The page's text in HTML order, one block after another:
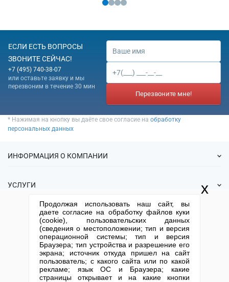
ЕСЛИ ЕСТЬ ВОПРОСЫ
ЗВОНИТЕ СЕЙЧАС!
+7 (495) 740-38-07
или оставьте заявку и мы
перезвоним в течение 30 мин
Перезвоните мне!
* Нажимая на кнопку вы даёте свое согласие на обработку
персональных данных
ИНФОРМАЦИЯ О КОМПАНИИ
О нас
Спецпредложения
УСЛУГИ
Готовые фирмы
Продажа фирм
Регистрация
Ликвидация
Регистрация изменений
Юридические адреса
КОНТАКТНАЯ ИНФОРМАЦИЯ
+7 (495) 740-38-07
(По Москве)
mail@1-urist.ru
Спросить у юриста
Москва, ул. Сущевский вал,
дом 5, стр. 3
Продолжая использовать наш сайт, вы
даете согласие на обработку файлов куки
(cookie), пользовательских данных
(сведения о местоположении; тип и версия
операционной системы; тип и версия
Браузера; тип устройства и разрешение его
экрана; источник откуда пришел на сайт
пользователь; с какого сайта или по какой
рекламе; язык ОС и Браузера; какие
страницы открывает и на какие кнопки
x